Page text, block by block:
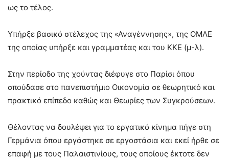
ως το τέλος.
Υπήρξε βασικό στέλεχος της «Αναγέννησης», της ΟΜΛΕ
της οποίας υπήρξε και γραμματέας και του ΚΚΕ (μ-λ).
Στην περίοδο της χούντας διέφυγε στο Παρίσι όπου
σπούδασε στο πανεπιστήμιο Οικονομία σε θεωρητικό και
πρακτικό επίπεδο καθώς και Θεωρίες των Συγκρούσεων.
Θέλοντας να δουλέψει για το εργατικό κίνημα πήγε στη
Γερμάνια όπου εργάστηκε σε εργοστάσια και εκεί ήρθε σε
επαφή με τους Παλαιστινίους, τους οποίους έκτοτε δεν